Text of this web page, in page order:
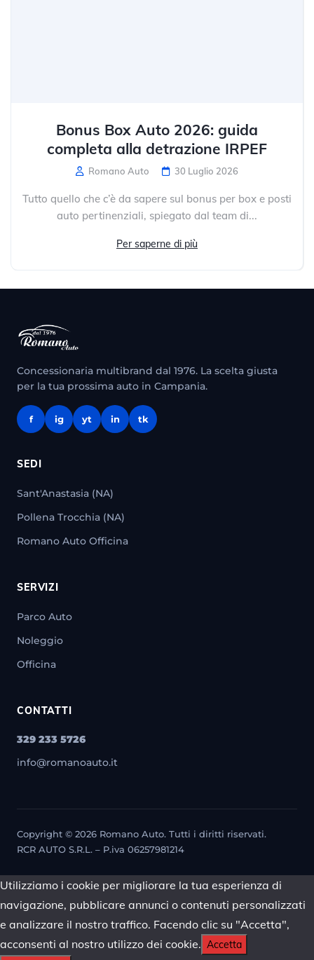
Bonus Box Auto 2026: guida
completa alla detrazione IRPEF
Romano Auto 30 Luglio 2026
Tutto quello che c’è da sapere sul bonus per box e posti
auto pertinenziali, spiegato dal team di...
Per saperne di più
Concessionaria multibrand dal 1976. La scelta giusta
per la tua prossima auto in Campania.
f ig yt in tk
SEDI
Sant'Anastasia (NA)
Pollena Trocchia (NA)
Romano Auto Officina
SERVIZI
Parco Auto
Noleggio
Officina
CONTATTI
329 233 5726
info@romanoauto.it
Copyright © 2026 Romano Auto. Tutti i diritti riservati.
RCR AUTO S.R.L. – P.iva 06257981214
Utilizziamo i cookie per migliorare la tua esperienza di
navigazione, pubblicare annunci o contenuti personalizzati
e analizzare il nostro traffico. Facendo clic su "Accetta",
acconsenti al nostro utilizzo dei cookie. Accetta